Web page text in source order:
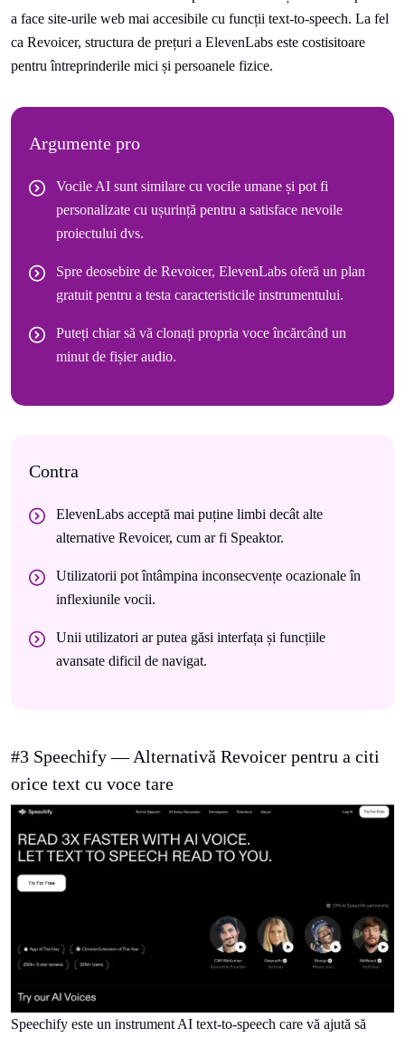
a face site-urile web mai accesibile cu funcții text-to-speech. La fel
ca Revoicer, structura de prețuri a ElevenLabs este costisitoare
pentru întreprinderile mici și persoanele fizice.
Argumente pro
Vocile AI sunt similare cu vocile umane și pot fi
personalizate cu ușurință pentru a satisface nevoile
proiectului dvs.
Spre deosebire de Revoicer, ElevenLabs oferă un plan
gratuit pentru a testa caracteristicile instrumentului.
Puteți chiar să vă clonați propria voce încărcând un
minut de fișier audio.
Contra
ElevenLabs acceptă mai puține limbi decât alte
alternative Revoicer, cum ar fi Speaktor.
Utilizatorii pot întâmpina inconsecvențe ocazionale în
inflexiunile vocii.
Unii utilizatori ar putea găsi interfața și funcțiile
avansate dificil de navigat.
#3 Speechify — Alternativă Revoicer pentru a citi
orice text cu voce tare
Speechify este un instrument AI text-to-speech care vă ajută să